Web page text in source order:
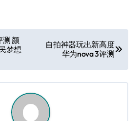
测 颜
梦想
自拍神器玩出新高度
华为nova 3评测